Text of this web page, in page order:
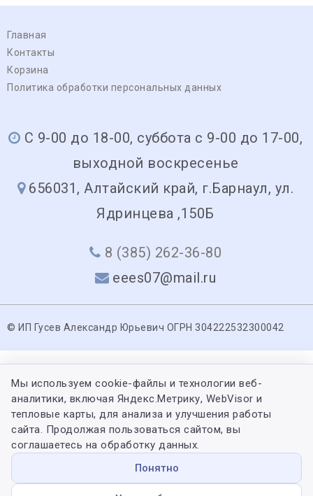
Главная
Контакты
Корзина
Политика обработки персональных данных
С 9-00 до 18-00, суббота с 9-00 до 17-00,
выходной воскресенье
656031, Алтайский край, г.Барнаул, ул.
Ядринцева ,150Б
8 (385) 262-36-80
eees07@mail.ru
© ИП Гусев Александр Юрьевич ОГРН 304222532300042
Мы используем cookie-файлы и технологии веб-
аналитики, включая Яндекс.Метрику, WebVisor и
тепловые карты, для анализа и улучшения работы
сайта. Продолжая пользоваться сайтом, вы
соглашаетесь на обработку данных.
Понятно